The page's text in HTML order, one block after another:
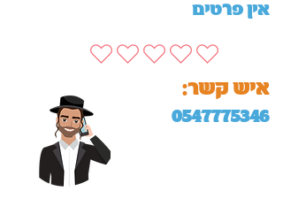
אין פרטים
0547775346
:איש קשר